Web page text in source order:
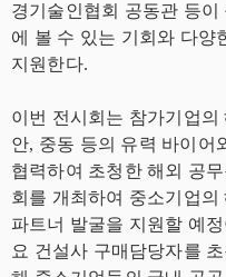
경기술인협회 공동관 등
에 볼 수 있는 기회와 다양
지원한다.
이번 전시회는 참가기업의
안, 중동 등의 유력 바이어
협력하여 초청한 해외 공
회를 개최하여 중소기업
파트너 발굴을 지원할 예
요 건설사 구매담당자를